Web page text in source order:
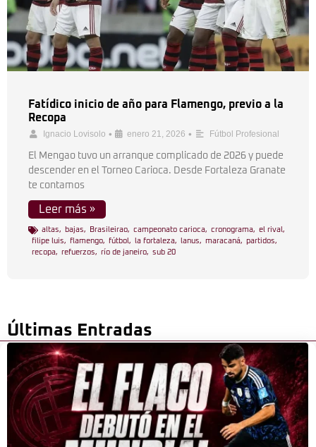
Fatídico inicio de año para Flamengo, previo a la
Recopa
Ignacio Lovisolo • enero 21, 2026 • Fútbol Profesional
El Mengao tuvo un arranque complicado de 2026 y puede
descender en el Torneo Carioca. Desde Fortaleza Granate
te contamos
Leer más »
altas, bajas, Brasileirao, campeonato carioca, cronograma, el rival ,
filipe luis, flamengo, fútbol , la fortaleza, lanus, maracaná, partidos,
recopa, refuerzos, río de janeiro, sub 20
Últimas Entradas